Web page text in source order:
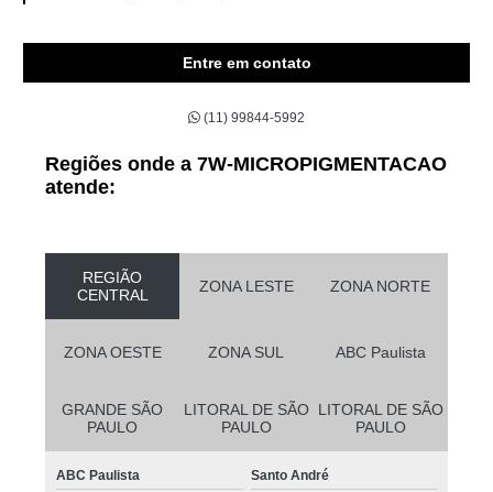
Entre em contato
(11) 99844-5992
Regiões onde a 7W-MICROPIGMENTACAO
atende:
REGIÃO
CENTRAL
ZONA LESTE ZONA NORTE
ZONA OESTE ZONA SUL ABC Paulista
GRANDE SÃO
PAULO
LITORAL DE SÃO
PAULO
LITORAL DE SÃO
PAULO
ABC Paulista Santo André